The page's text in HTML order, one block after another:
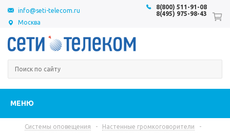
Москва
8(800) 511-91-08
8(495) 975-98-43
info@seti-telecom.ru
МЕНЮ
Системы оповещения - Настенные громкоговорители
-